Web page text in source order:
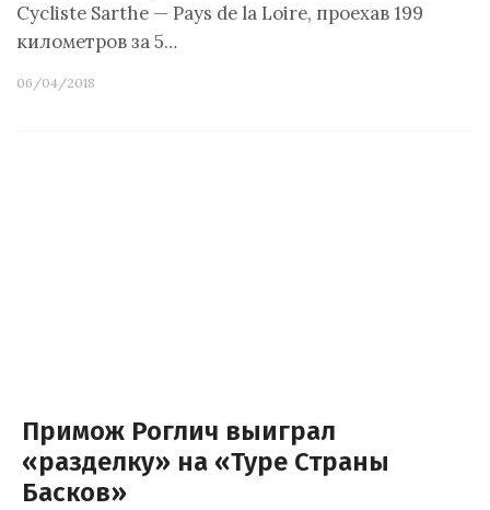
Cycliste Sarthe — Pays de la Loire, проехав 199
километров за 5…
06/04/2018
Примож Роглич выиграл
«разделку» на «Туре Страны
Басков»